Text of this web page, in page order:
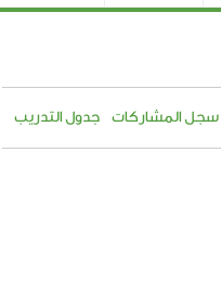
سجل المشاركات جدول التدريب